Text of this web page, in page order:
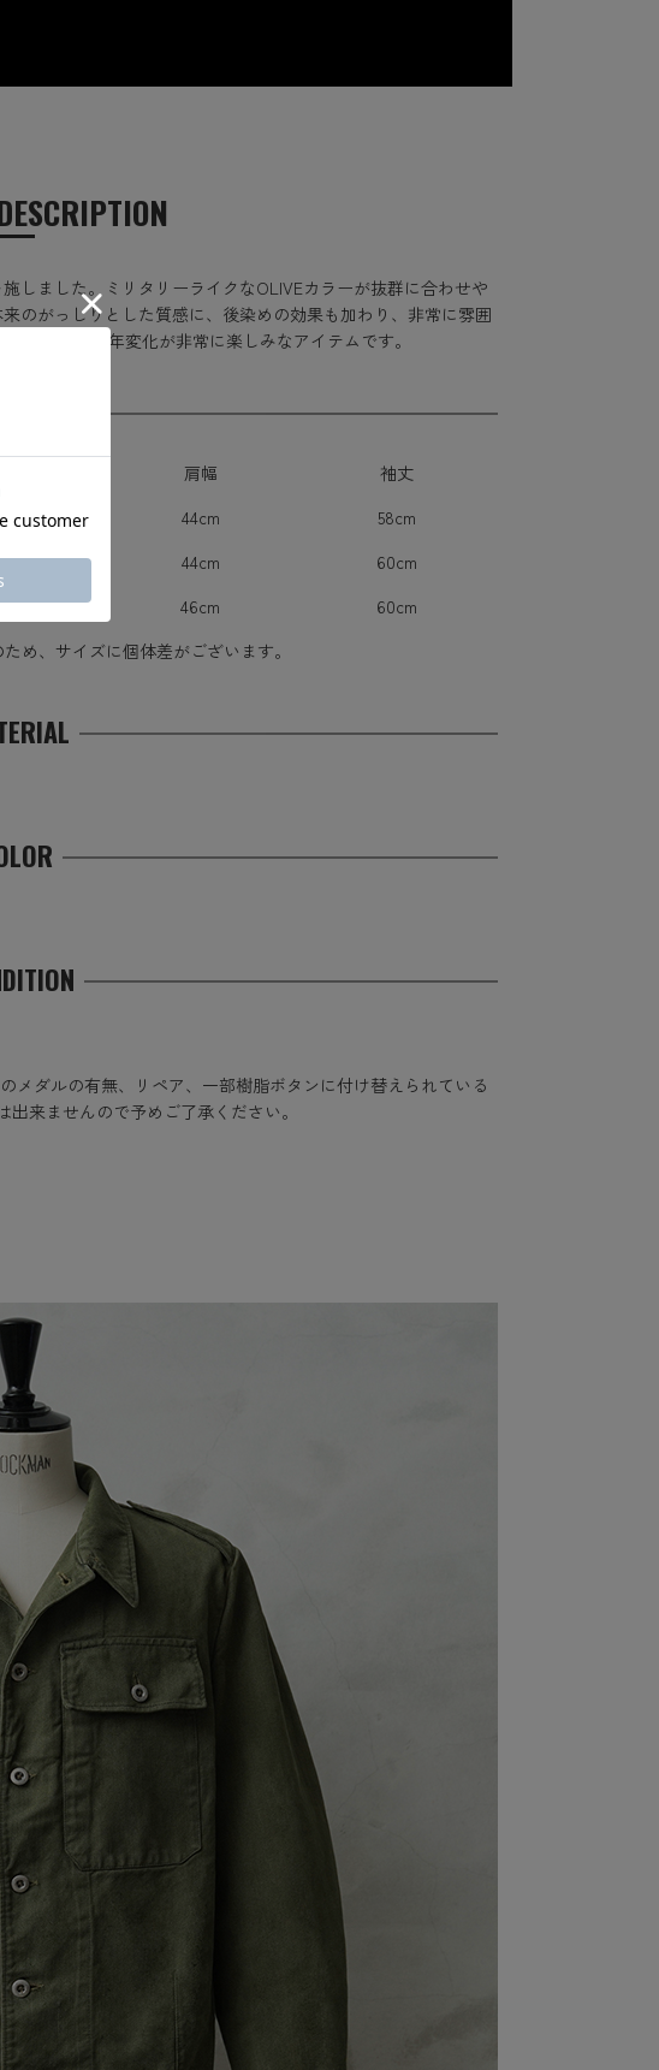
しました。ミリタリーライクなOLIVEカラーが抜群に合わせや
のがっしりとした質感に、後染めの効果も加わり、非常に雰囲
が出て、経年変化が非常に楽しみなアイテムです。
肩幅
袖丈
44cm
58cm
44cm
60cm
46cm
60cm
め、サイズに個体差がございます。
ダルの有無、リペア、一部樹脂ボタンに付け替えられている
来ませんので予めご了承ください。